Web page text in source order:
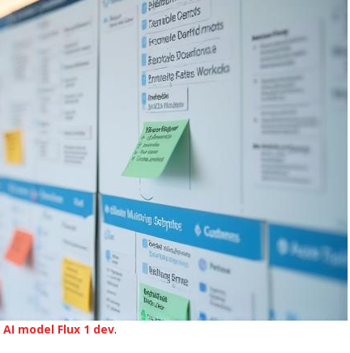
AI model Flux 1 dev.